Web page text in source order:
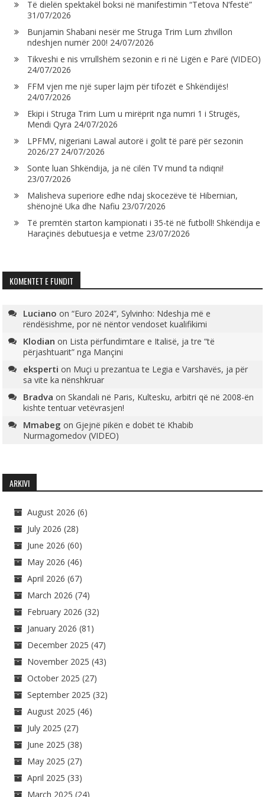
Të dielën spektakël boksi në manifestimin “Tetova N’festë”
31/07/2026
Bunjamin Shabani nesër me Struga Trim Lum zhvillon
ndeshjen numër 200! 24/07/2026
Tikveshi e nis vrrullshëm sezonin e ri në Ligën e Parë (VIDEO)
24/07/2026
FFM vjen me një super lajm për tifozët e Shkëndijës!
24/07/2026
Ekipi i Struga Trim Lum u mirëprit nga numri 1 i Strugës,
Mendi Qyra 24/07/2026
LPFMV, nigeriani Lawal autorë i golit të parë për sezonin
2026/27 24/07/2026
Sonte luan Shkëndija, ja në cilën TV mund ta ndiqni!
23/07/2026
Malisheva superiore edhe ndaj skocezëve të Hibernian,
shënojnë Uka dhe Nafiu 23/07/2026
Të premtën starton kampionati i 35-të në futboll! Shkëndija e
Haraçinës debutuesja e vetme 23/07/2026
KOMENTET E FUNDIT
Luciano on“Euro 2024”, Sylvinho: Ndeshja më e
rëndësishme, por në nëntor vendoset kualifikimi
Klodian on Lista përfundimtare e Italisë, ja tre “të
përjashtuarit” nga Mançini
eksperti on Muçi u prezantua te Legia e Varshavës, ja për
sa vite ka nënshkruar
Bradva onSkandali në Paris, Kultesku, arbitri që në 2008-ën
kishte tentuar vetëvrasjen!
Mmabeg onGjejnë pikën e dobët të Khabib
Nurmagomedov (VIDEO)
ARKIVI
August 2026 (6)
July 2026 (28)
June 2026 (60)
May 2026 (46)
April 2026 (67)
March 2026 (74)
February 2026 (32)
January 2026 (81)
December 2025 (47)
November 2025 (43)
October 2025 (27)
September 2025 (32)
August 2025 (46)
July 2025 (27)
June 2025 (38)
May 2025 (27)
April 2025 (33)
March 2025 (24)